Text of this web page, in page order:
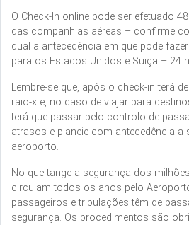
O Check-In online pode ser efetuado
das companhias aéreas – confirme
qual a antecedência em que pode
para os Estados Unidos e Suiça – 24
Lembre-se que, após o check-in terá
raio-x e, no caso de viajar para
terá que passar pelo controlo de
atrasos e planeie com antecedência a
aeroporto.
No que tange a segurança dos
circulam todos os anos pelo
passageiros e tripulações têm de
segurança. Os procedimentos são